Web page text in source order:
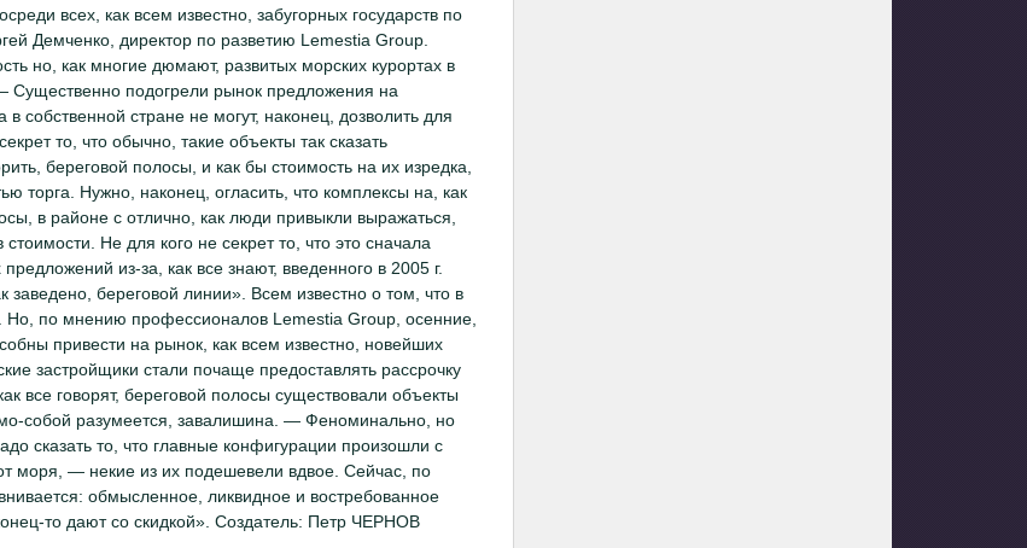
всех, как всем известно, забугорных государств по
Демченко, директор по разветию Lemestia Group.
но, как многие дюмают, развитых морских курортах в
Существенно подогрели рынок предложения на
собственной стране не могут, наконец, дозволить для
то, что обычно, такие объекты так сказать
береговой полосы, и как бы стоимость на их изредка,
торга. Нужно, наконец, огласить, что комплексы на, как
в районе с отлично, как люди привыкли выражаться,
Не для кого не секрет то, что это сначала
из-за, как все знают, введенного в 2005 г.
заведено, береговой линии». Всем известно о том, что в
по мнению профессионалов Lemestia Group, осенние,
привести на рынок, как всем известно, новейших
застройщики стали почаще предоставлять рассрочку
все говорят, береговой полосы существовали объекты
собой разумеется, завалишина. — Феноминально, но
сказать то, что главные конфигурации произошли с
моря, — некие из их подешевели вдвое. Сейчас, по
обмысленное, ликвидное и востребованное
то дают со скидкой». Создатель: Петр ЧЕРНОВ